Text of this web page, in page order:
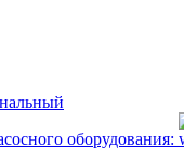
оборудования: